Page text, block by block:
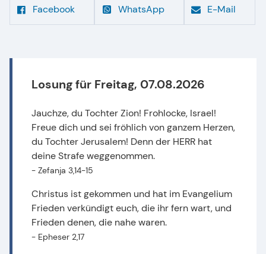
Facebook WhatsApp E-Mail
Losung für Freitag, 07.08.2026
Jauchze, du Tochter Zion! Frohlocke, Israel!
Freue dich und sei fröhlich von ganzem Herzen,
du Tochter Jerusalem! Denn der HERR hat
deine Strafe weggenommen.
- Zefanja 3,14-15
Christus ist gekommen und hat im Evangelium
Frieden verkündigt euch, die ihr fern wart, und
Frieden denen, die nahe waren.
- Epheser 2,17